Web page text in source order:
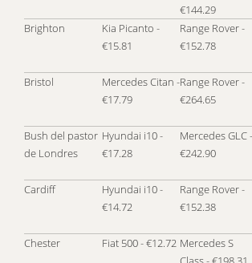
€144.29
Brighton
Kia Picanto -
€15.81
Range Rover -
€152.78
Bristol
Mercedes Citan -
€17.79
Range Rover -
€264.65
Bush del pastor
de Londres
Hyundai i10 -
€17.28
Mercedes GLC -
€242.90
Cardiff
Hyundai i10 -
€14.72
Range Rover -
€152.38
Chester
Fiat 500 - €12.72 Mercedes S